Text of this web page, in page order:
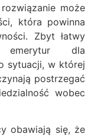
może
która powinna
Zbyt łatwy
emerytur dla
sytuacji, w której
postrzegać
wobec
obawiają się, że